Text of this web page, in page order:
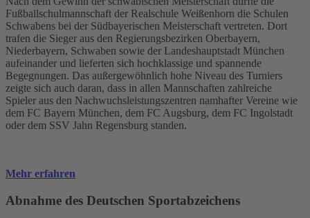
Fußballschulmannschaft der Realschule Weißenhorn die Schulen
Schwabens bei der Südbayerischen Meisterschaft vertreten. Dort
trafen die Sieger aus den Regierungsbezirken Oberbayern,
Niederbayern, Schwaben sowie der Landeshauptstadt München
aufeinander und lieferten sich hochklassige und spannende
Begegnungen. Das außergewöhnlich hohe Niveau des Turniers
zeigte sich auch daran, dass in allen Mannschaften zahlreiche
Spieler aus den Nachwuchsleistungszentren namhafter Vereine wie
dem FC Bayern München, dem FC Augsburg, dem FC Ingolstadt
oder dem SSV Jahn Regensburg standen.
Mehr erfahren
Abnahme des Deutschen Sportabzeichens